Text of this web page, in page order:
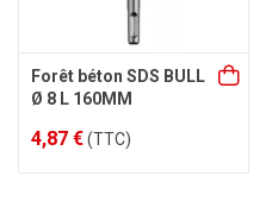
Forêt béton SDS BULL
Ø 8 L 160MM
4,87 €(TTC)